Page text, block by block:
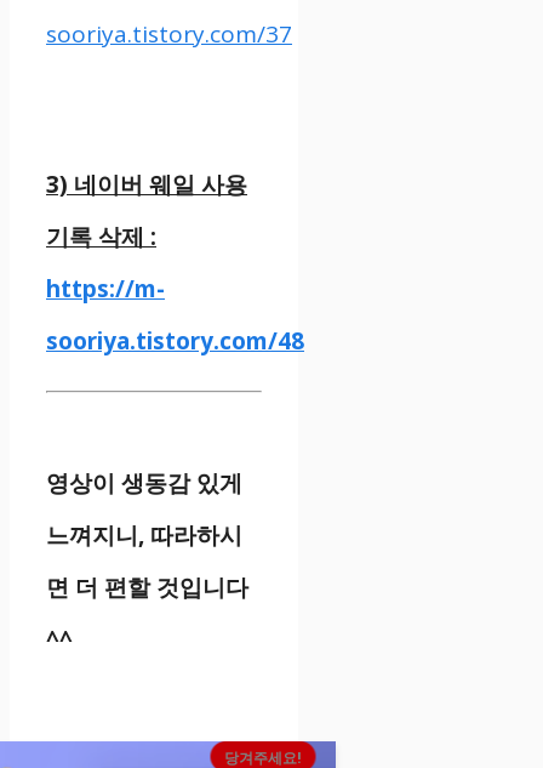
sooriya.tistory.com/37
3) 네이버 웨일 사용
기록 삭제 :
https://m-
sooriya.tistory.com/48
영상이 생동감 있게
느껴지니, 따라하시
면 더 편할 것입니다
^^
당겨주세요!